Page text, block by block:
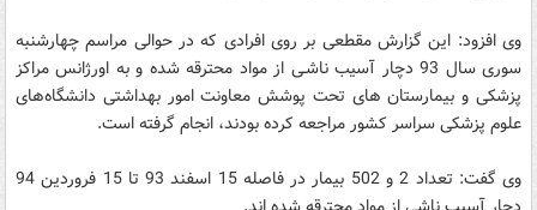
وی افزود: این گزارش مقطعی بر روی افرادی که در حوالی مراسم چهارشنبه
سوری سال 93 دچار آسیب ناشـی از مواد محترقه شده و به اورژانس مراکز
پزشکی و بیمارستان های تحت پوشش معاونت امور بهداشتی دانشگاه‌های
علوم پزشکی سراسر کشور مراجعه کرده بودند، انجام گرفته است.
وی گفت: تعداد 2 و 502 بیمار در فاصله 15 اسفند 93 تا 15 فروردین 94